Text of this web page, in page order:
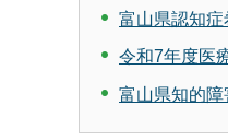
富山県認知症
令和7年度医
富山県知的